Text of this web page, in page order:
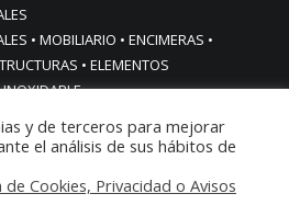
• MOBILIARIO • ENCIMERAS •
• ELEMENTOS
ACERO INOXIDABLE
HORECA
y de terceros para mejorar
el análisis de sus hábitos de
Cookies, Privacidad o Avisos